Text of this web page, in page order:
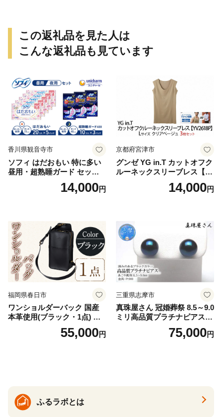
この返礼品を見た人は
こんな返礼品も見ています
香川県観音寺市
ソフィ はだおもい 特に多い
昼用・超熟睡ガード セット
羽付き ナプキン 生理用品 サ
ニタリー ユニ・チャーム
14,000円
京都府宮津市
グンゼ YG in.T カットオフク
ルーネックスリーブレス【Y
V2618P】Lサイズ クリアベ
ージュ3枚セット [№5716-04
14,000円
福岡県春日市
ワンショルダーバック 国産
本革使用(ブラック・1点) 鞄
バック バッグ カバン レザー
国産 日本製 牛革 黒 革 革製
55,000円
三重県志摩市
真珠屋さん 冠婚葬祭 8.5～9.0
ミリ高品質プラチナピアス P
t900 志摩産アコヤ真珠 ブラ
ックパール 黒真珠75,000円
ふるラボとは